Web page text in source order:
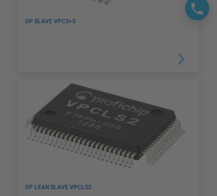
DP SLAVE VPC3+S
DP LEAN SLAVE VPCLS2